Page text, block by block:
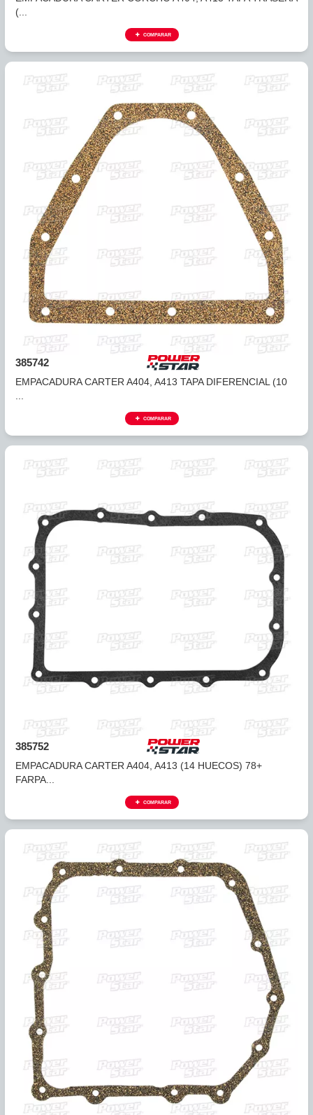
EMPACADURA CARTER CORCHO A404, A413, A670, A470
385741
EMPACADURA CARTER CORCHO A404, A413 TAPA
(...
COMPARAR
385742
EMPACADURA CARTER A404, A413 TAPA DIFERENCIAL
COMPARAR